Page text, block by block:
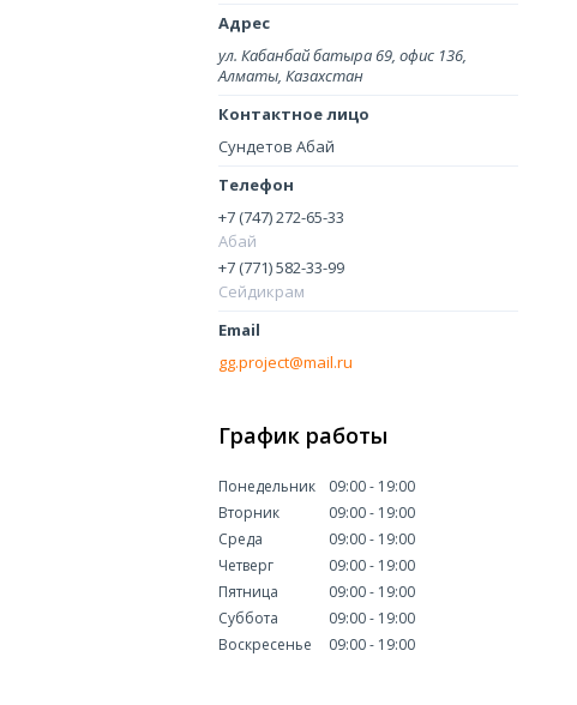
ул. Кабанбай батыра 69, офис 136,
Алматы, Казахстан
Сундетов Абай
+7 (747) 272-65-33
Абай
+7 (771) 582-33-99
Сейдикрам
gg.project@mail.ru
График работы
Понедельник 09:00
19:00
Вторник
09:00
19:00
Среда
09:00
19:00
Четверг
09:00
19:00
Пятница
09:00
19:00
Суббота
09:00
19:00
Воскресенье
09:00 19:00